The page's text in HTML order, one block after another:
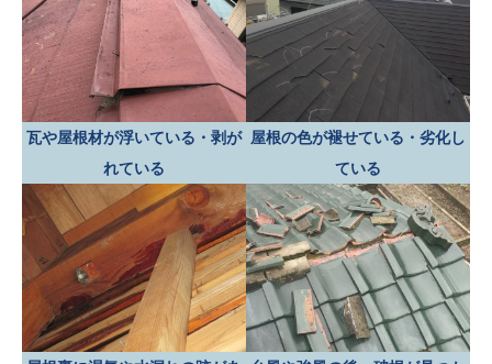
瓦や屋根材が浮いている・剥が
れている
屋根の色が褪せている・劣化し
ている